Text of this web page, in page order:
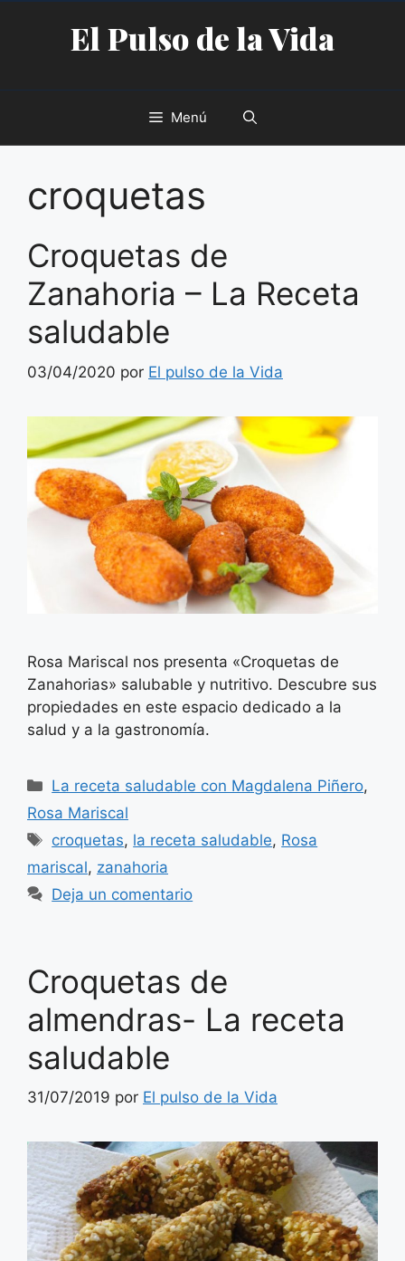
contenidoEl Pulso de la Vida
Menú
croquetas
Croquetas de
Zanahoria – La Receta
saludable
03/04/2020 por El pulso de la Vida
Rosa Mariscal nos presenta «Croquetas de
Zanahorias» salubable y nutritivo. Descubre sus
propiedades en este espacio dedicado a la
salud y a la gastronomía.
Categorías
La receta saludable con Magdalena Piñero,
Rosa Mariscal
Etiquetas
croquetas, la receta saludable, Rosa
mariscal, zanahoria
Deja un comentario
Croquetas de
almendras- La receta
saludable
31/07/2019 por El pulso de la Vida